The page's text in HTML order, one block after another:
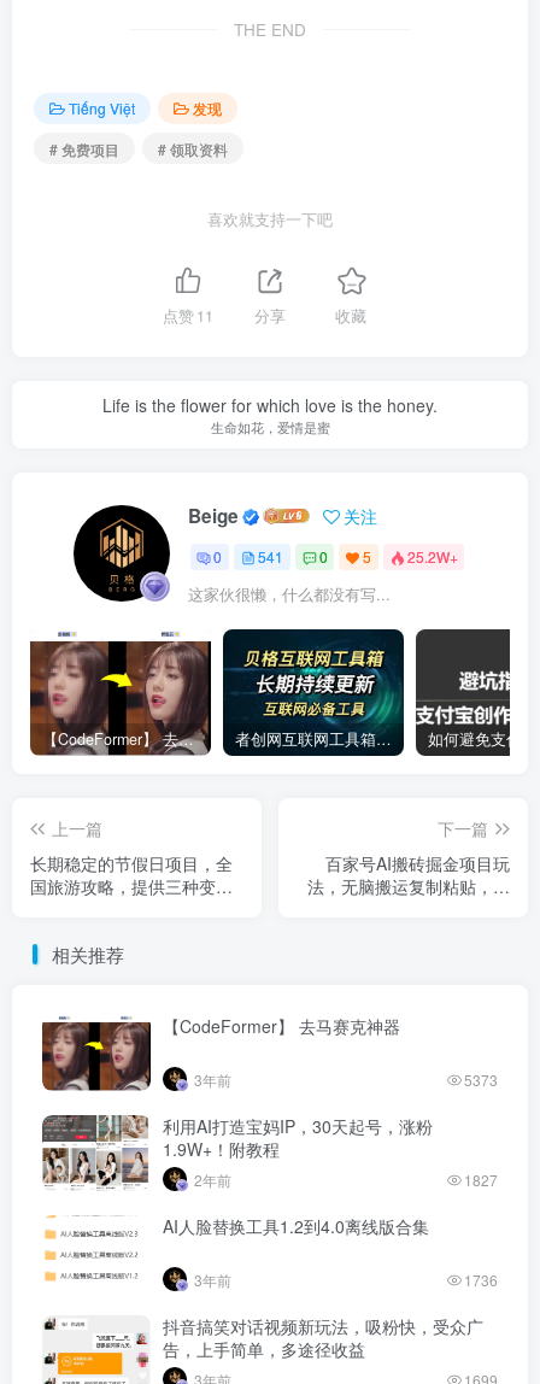
THE END
Tiếng Việt
发现
# 免费项目
# 领取资料
喜欢就支持一下吧
点赞11 分享 收藏
Life is the flower for which love is the honey.
生命如花，爱情是蜜
Beige 关注
0 541 0 5 25.2W+
这家伙很懒，什么都没有写...
【CodeFormer】 去马赛克神器 者创网互联网工具箱合集
上一篇
长期稳定的节假日项目，全
国旅游攻略，提供三种变现
下一篇
百家号AI搬砖掘金项目玩
法，无脑搬运复制粘贴，可
相关推荐
【CodeFormer】 去马赛克神器
3年前 5373
利用AI打造宝妈IP，30天起号，涨粉
1.9W+！附教程
2年前 1827
AI人脸替换工具1.2到4.0离线版合集
3年前 1736
抖音搞笑对话视频新玩法，吸粉快，受众广
告，上手简单，多途径收益
3年前 1699